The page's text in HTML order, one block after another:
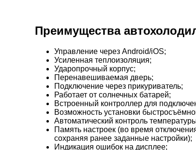
Преимущества
Управление через Android/iOS;
Усиленная теплоизоляция;
Ударопрочный корпус;
Перенавешиваемая дверь;
Подключение через прикуриватель;
Работает от солнечных батарей;
Встроенный контроллер для
Возможность установки
Автоматический контроль
Память настроек (во время
сохраняя ранее заданные настройки);
Индикация ошибок на дисплее;